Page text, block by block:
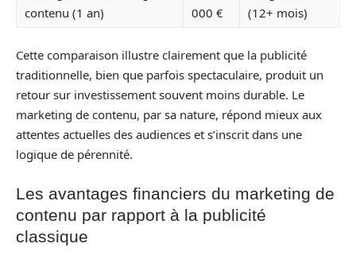
contenu (1 an)
000 €
(12+ mois)
Cette comparaison illustre clairement que la publicité
traditionnelle, bien que parfois spectaculaire, produit un
retour sur investissement souvent moins durable. Le
marketing de contenu, par sa nature, répond mieux aux
attentes actuelles des audiences et s’inscrit dans une
logique de pérennité.
Les avantages financiers du marketing de
contenu par rapport à la publicité
classique